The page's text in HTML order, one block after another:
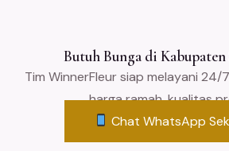
Butuh Bunga di
Tim WinnerFleur siap melayani 24/
harga ramah, kualitas
Chat WhatsApp